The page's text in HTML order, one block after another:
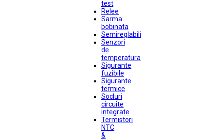
test
Relee
Sarma
bobinata
Semireglabili
Senzori
de
temperatura
Sigurante
fuzibile
Sigurante
termice
Socluri
circuite
integrate
Termistori
NTC
&